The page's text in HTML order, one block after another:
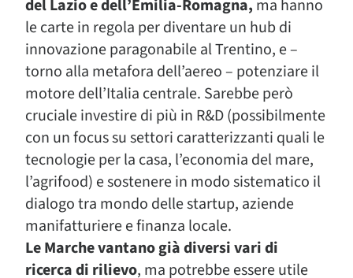
del Lazio e dell’Emilia-Romagna, ma hanno
le carte in regola per diventare un hub di
innovazione paragonabile al Trentino, e –
torno alla metafora dell’aereo – potenziare il
motore dell’Italia centrale. Sarebbe però
cruciale investire di più in R&D (possibilmente
con un focus su settori caratterizzanti quali le
tecnologie per la casa, l’economia del mare,
l’agrifood) e sostenere in modo sistematico il
dialogo tra mondo delle startup, aziende
manifatturiere e finanza locale.
Le Marche vantano già diversi vari di
ricerca di rilievo, ma potrebbe essere utile